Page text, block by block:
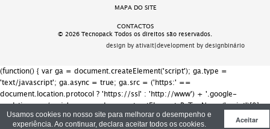
Usamos cookies no nosso site para melhorar o desempenho e
experiência. Ao continuar, declara aceitar todos os cookies.
Aceitar
MAPA DO SITE
CONTACTOS
© 2026 Tecnopack Todos os direitos são reservados.
development by designbinário
|
design by ativait
(function() { var ga = document.createElement('script'); ga.type =
'text/javascript'; ga.async = true; ga.src = ('https:' ==
document.location.protocol ? 'https://ssl' : 'http://www') + '.google-
analytics.com/ga.js'; var s = document.getElementsByTagName('script')[0];
s.parentNode.insertBefore(ga, s); })();